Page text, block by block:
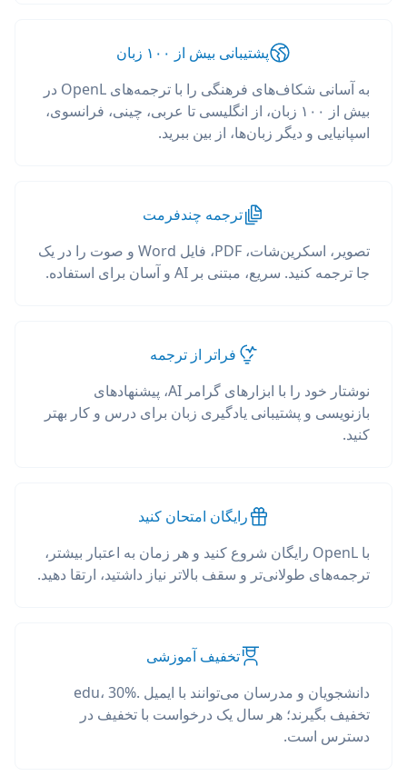
پشتیبانی بیش از ۱۰۰ زبان
به آسانی شکاف‌های فرهنگی را با ترجمه‌های OpenL در
بیش از ۱۰۰ زبان، از انگلیسی تا عربی، چینی، فرانسوی،
اسپانیایی و دیگر زبان‌ها، از بین ببرید.
ترجمه چندفرمت
تصویر، اسکرین‌شات، PDF، فایل Word و صوت را در یک
جا ترجمه کنید. سریع، مبتنی بر AI و آسان برای استفاده.
فراتر از ترجمه
نوشتار خود را با ابزارهای گرامر AI، پیشنهادهای
بازنویسی و پشتیبانی یادگیری زبان برای درس و کار بهتر
کنید.
رایگان امتحان کنید
با OpenL رایگان شروع کنید و هر زمان به اعتبار بیشتر،
ترجمه‌های طولانی‌تر و سقف بالاتر نیاز داشتید، ارتقا دهید.
تخفیف آموزشی
دانشجویان و مدرسان می‌توانند با ایمیل .edu، 30%
تخفیف بگیرند؛ هر سال یک درخواست با تخفیف در
دسترس است.